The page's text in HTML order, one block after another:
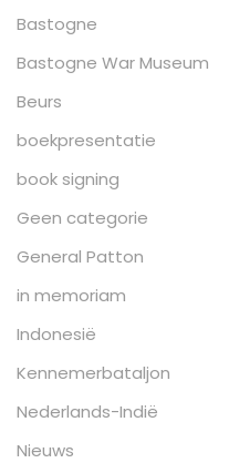
Bastogne
Bastogne War Museum
Beurs
boekpresentatie
book signing
Geen categorie
General Patton
in memoriam
Indonesië
Kennemerbataljon
Nederlands-Indië
Nieuws